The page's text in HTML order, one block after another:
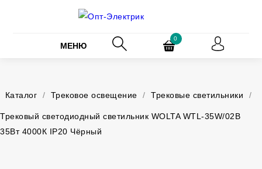
МЕНЮ
0
Каталог / Трековое освещение / Трековые светильники /
Трековый светодиодный светильник WOLTA WTL-35W/02B
35Вт 4000К IP20 Чёрный